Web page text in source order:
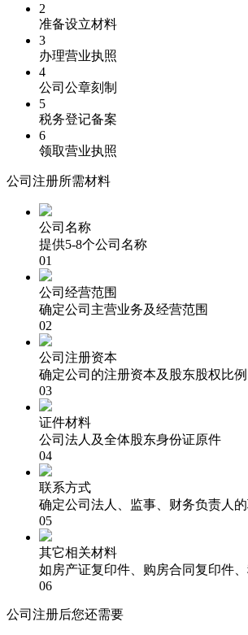
2
准备设立材料
3
办理营业执照
4
公司公章刻制
5
税务登记备案
6
领取营业执照
公司注册所需材料
公司名称
提供5-8个公司名称
01
公司经营范围
确定公司主营业务及经营范围
02
公司注册资本
确定公司的注册资本及股东股权比例
03
证件材料
公司法人及全体股东身份证原件
04
联系方式
确定公司法人、监事、财务负责人
05
其它相关材料
如房产证复印件、购房合同复印件
06
公司注册后您还需要